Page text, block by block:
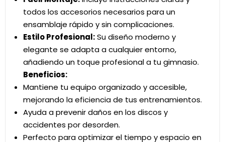
todos los accesorios necesarios para un
ensamblaje rápido y sin complicaciones.
Estilo Profesional:Su diseño moderno y
elegante se adapta a cualquier entorno,
añadiendo un toque profesional a tu gimnasio.
Beneficios:
Mantiene tu equipo organizado y accesible,
mejorando la eficiencia de tus entrenamientos.
Ayuda a prevenir daños en los discos y
accidentes por desorden.
Perfecto para optimizar el tiempo y espacio en